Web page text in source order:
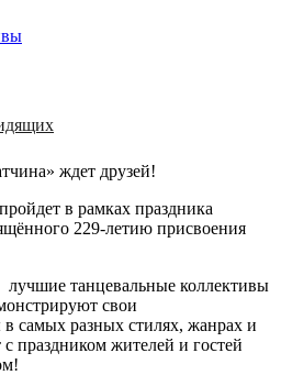
ждет друзей!
в рамках праздника
229-летию присвоения
танцевальные коллективы
свои
в самых разных стилях, жанрах и
праздником жителей и гостей